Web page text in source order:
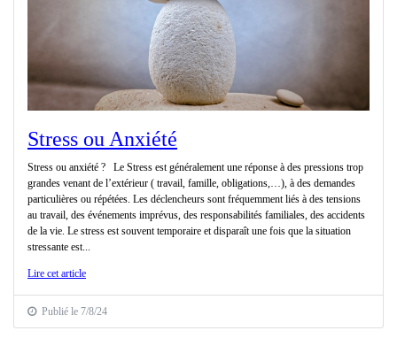
Stress ou Anxiété
Stress ou anxiété ? Le Stress est généralement une réponse à des pressions trop
grandes venant de l’extérieur ( travail, famille, obligations,…), à des demandes
particulières ou répétées. Les déclencheurs sont fréquemment liés à des tensions
au travail, des événements imprévus, des responsabilités familiales, des accidents
de la vie. Le stress est souvent temporaire et disparaît une fois que la situation
stressante est...
Lire cet article
Publié le 7/8/24